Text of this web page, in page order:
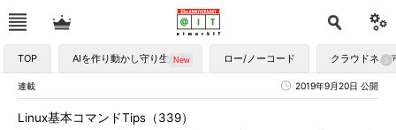
TOP AIを作り動かし守り生かす ロー/ノーコード クラウドネイ
連載 2019年9月20日 公開
Linux基本コマンドTips（339）